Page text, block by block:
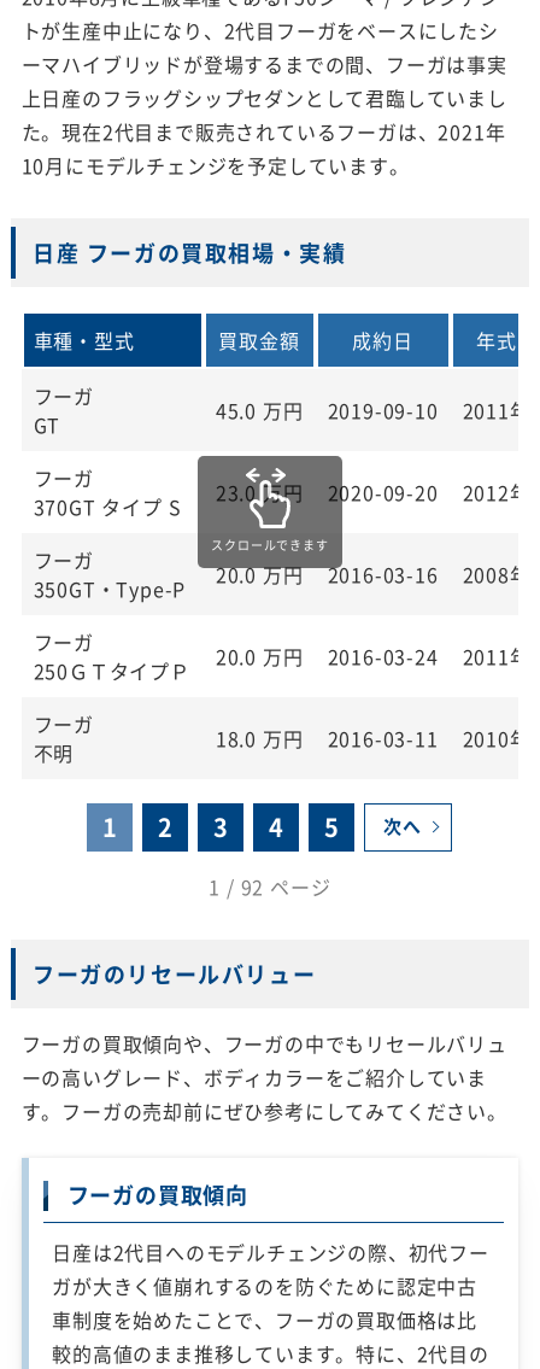
トが生産中止になり、2代目フーガをベースにしたシ
ーマハイブリッドが登場するまでの間、フーガは事実
上日産のフラッグシップセダンとして君臨していまし
た。現在2代目まで販売されているフーガは、2021年
10月にモデルチェンジを予定しています。
日産 フーガの買取相場・実績
車種・型式 買取金額 成約日
年式
フーガ
GT
45.0 万円 2019-09-10 2011年
フーガ
370GT タイプ S
23.0万円 2020-09-20 2012年
フーガ
350GT・Type-P
20.0万円 2016-03-16 2008年
フーガ
250ＧＴタイプＰ
20.0 万円 2016-03-24 2011年
フーガ
不明
18.0 万円 2016-03-11 2010年
1 2 3 4 5 次へ
1 / 92 ページ
フーガのリセールバリュー
フーガの買取傾向や、フーガの中でもリセールバリュ
ーの高いグレード、ボディカラーをご紹介していま
す。フーガの売却前にぜひ参考にしてみてください。
フーガの買取傾向
日産は2代目へのモデルチェンジの際、初代フー
ガが大きく値崩れするのを防ぐために認定中古
車制度を始めたことで、フーガの買取価格は比
較的高値のまま推移しています。特に、2代目の